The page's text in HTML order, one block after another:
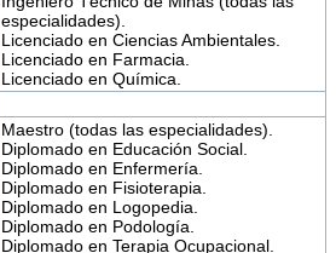
especialidades).
Licenciado en Ciencias Ambientales.
Licenciado en Farmacia.
Licenciado en Química.
Maestro (todas las especialidades).
Diplomado en Educación Social.
Diplomado en Enfermería.
Diplomado en Fisioterapia.
Diplomado en Logopedia.
Diplomado en Podología.
Diplomado en Terapia Ocupacional.